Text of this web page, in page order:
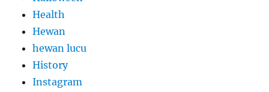
Health
Hewan
hewan lucu
History
Instagram